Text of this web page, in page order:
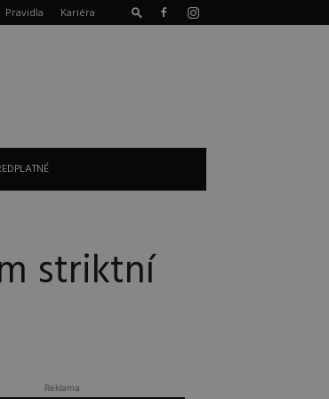
Pravidla Kariéra
striktní
Reklama